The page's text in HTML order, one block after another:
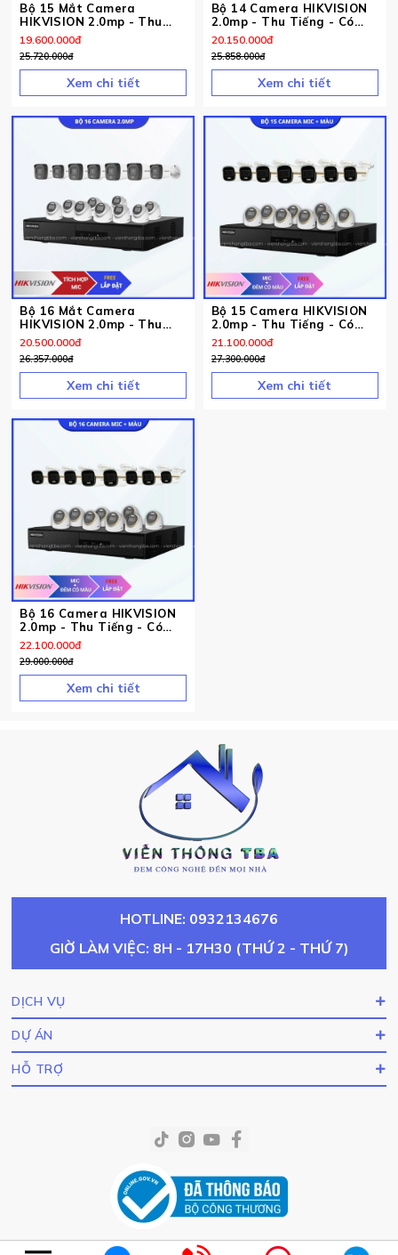
Bộ 15 Mắt Camera
HIKVISION 2.0mp - Thu
Tiếng
19.600.000đ
25.720.000đ
Xem chi tiết
Bộ 14 Camera HIKVISION
2.0mp - Thu Tiếng - Có
Màu Ban Đêm
20.150.000đ
25.858.000đ
Xem chi tiết
Bộ 16 Mắt Camera
HIKVISION 2.0mp - Thu
Tiếng
20.500.000đ
26.357.000đ
Xem chi tiết
Bộ 15 Camera HIKVISION
2.0mp - Thu Tiếng - Có
Màu Ban Đêm
21.100.000đ
27.300.000đ
Xem chi tiết
Bộ 16 Camera HIKVISION
2.0mp - Thu Tiếng - Có
Màu Ban Đêm
22.100.000đ
29.000.000đ
Xem chi tiết
HOTLINE: 0932134676
GIỜ LÀM VIỆC: 8H - 17H30 (THỨ 2 - THỨ 7)
DỊCH VỤ
DỰ ÁN
HỖ TRỢ